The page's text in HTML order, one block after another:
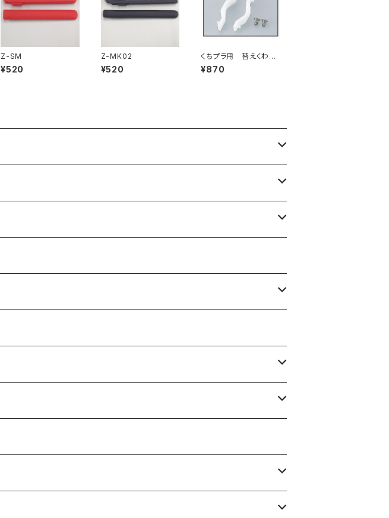
Z-SM
¥520
Z-MK02
¥520
くちプラ用 替えくわえ
部（樹脂）
¥870